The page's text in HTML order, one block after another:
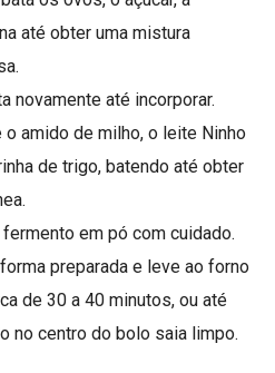
até obter uma mistura
novamente até incorporar.
o amido de milho, o leite Ninho
de trigo, batendo até obter
em pó com cuidado.
preparada e leve ao forno
de 30 a 40 minutos, ou até
no centro do bolo saia limpo.